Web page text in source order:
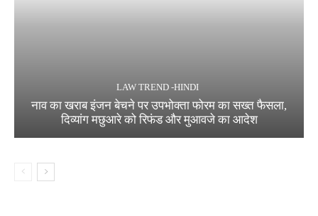
LAW TREND -HINDI
नाव का खराब इंजन बेचने पर उपभोक्ता फोरम का सख्त फैसला,
दिव्यांग मछुआरे को रिफंड और मुआवजे का आदेश